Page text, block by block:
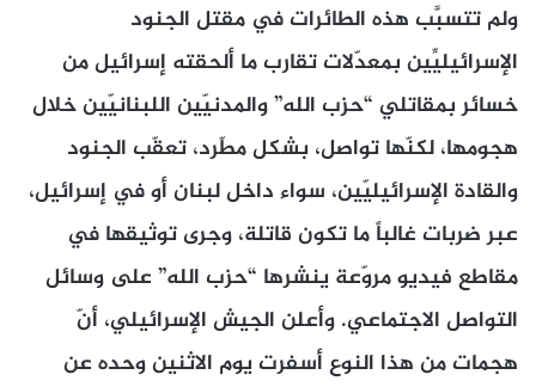
ولم تتسبَّب هذه الطائرات في مقتل الجنود
الإسرائيليِّين بمعدّلات تقارب ما ألحقته إسرائيل من
خسائر بمقاتلي “حزب الله” والمدنيّين اللبنانيّين خلال
هجومها، لكنّها تواصل، بشكل مطّرد، تعقّب الجنود
والقادة الإسرائيليّين، سواء داخل لبنان أو في إسرائيل،
عبر ضربات غالباً ما تكون قاتلة، وجرى توثيقها في
مقاطع فيديو مروّعة ينشرها “حزب الله” على وسائل
التواصل الاجتماعي. وأعلن الجيش الإسرائيلي، أنّ
هجمات من هذا النوع أسفرت يوم الاثنين وحده عن